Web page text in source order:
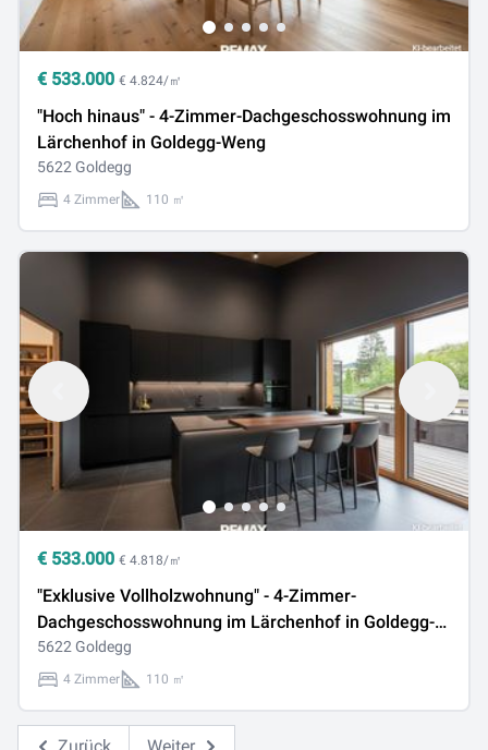
€ 533.000 € 4.824/㎡
"Hoch hinaus" - 4-Zimmer-Dachgeschosswohnung im
Lärchenhof in Goldegg-Weng
5622 Goldegg
4 Zimmer 110 ㎡
€ 533.000 € 4.818/㎡
"Exklusive Vollholzwohnung" - 4-Zimmer-
Dachgeschosswohnung im Lärchenhof in Goldegg-
Weng
5622 Goldegg
4 Zimmer 110 ㎡